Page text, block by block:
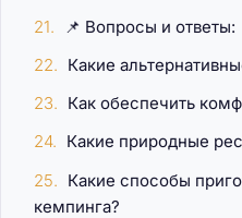
📌 Вопросы и ответы:
Какие
Как обеспечить
Какие природные
Какие способы
кемпинга?